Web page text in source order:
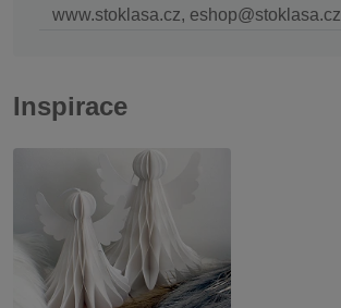
www.stoklasa.cz, eshop@stoklasa.cz
Inspirace